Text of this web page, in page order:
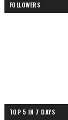
FOLLOWERS
TOP 5 IN 7 DAYS